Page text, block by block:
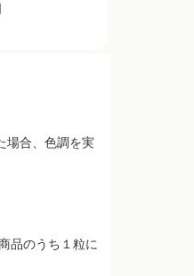
場合、色調を実
品のうち１粒に